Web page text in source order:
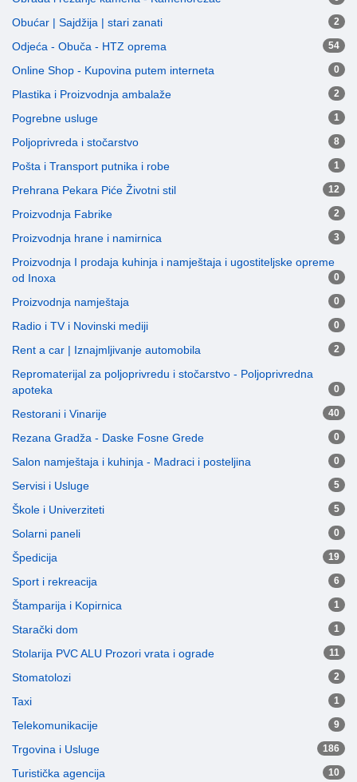
Obućar | Sajdžija | stari zanati 2
Odjeća - Obuča - HTZ oprema 54
Online Shop - Kupovina putem interneta 0
Plastika i Proizvodnja ambalaže 2
Pogrebne usluge 1
Poljoprivreda i stočarstvo 8
Pošta i Transport putnika i robe 1
Prehrana Pekara Piće Životni stil 12
Proizvodnja Fabrike 2
Proizvodnja hrane i namirnica 3
Proizvodnja I prodaja kuhinja i namještaja i ugostiteljske opreme
od Inoxa
0
Proizvodnja namještaja 0
Radio i TV i Novinski mediji 0
Rent a car | Iznajmljivanje automobila 2
Repromaterijal za poljoprivredu i stočarstvo - Poljoprivredna
apoteka
0
Restorani i Vinarije 40
Rezana Gradža - Daske Fosne Grede 0
Salon namještaja i kuhinja - Madraci i posteljina 0
Servisi i Usluge 5
Škole i Univerziteti 5
Solarni paneli 0
Špedicija 19
Sport i rekreacija 6
Štamparija i Kopirnica 1
Starački dom 1
Stolarija PVC ALU Prozori vrata i ograde 11
Stomatolozi 2
Taxi 1
Telekomunikacije 9
Trgovina i Usluge 186
Turistička agencija 10